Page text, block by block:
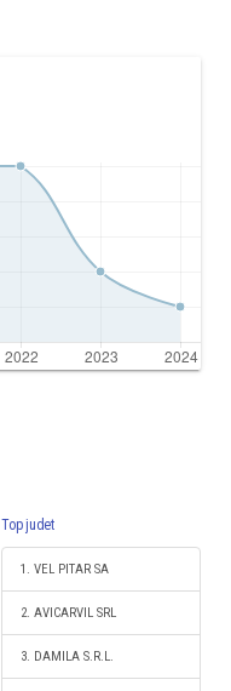
Top judet
1. VEL PITAR SA
2. AVICARVIL SRL
3. DAMILA S.R.L.